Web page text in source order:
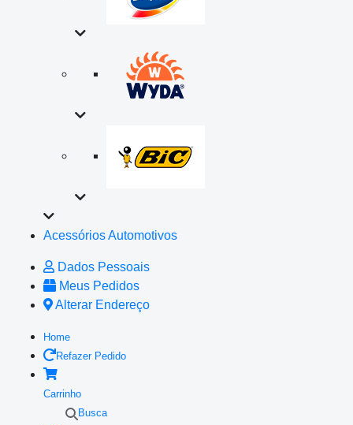
Acessórios Automotivos
Dados Pessoais
Meus Pedidos
Alterar Endereço
Home
Refazer Pedido
Carrinho
Busca